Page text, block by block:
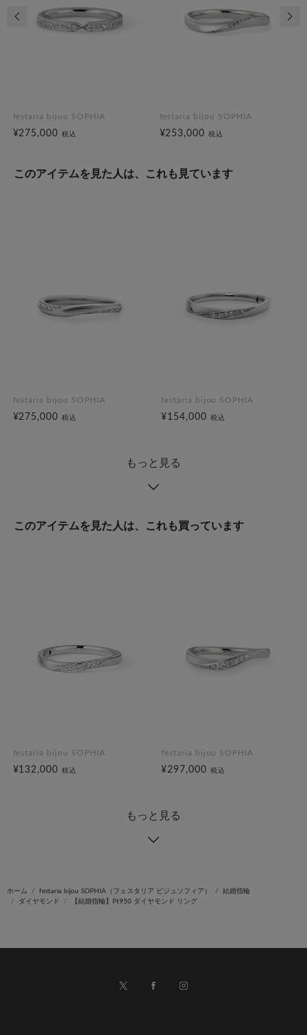
festaria bijou SOPHIA
¥275,000税込
festaria bijou SOPHIA
¥253,000税込
前の画像
このアイテムを見た人は、これも見ています
festaria bijou SOPHIA
¥275,000税込
festaria bijou SOPHIA
¥154,000 税込
もっと見る
このアイテムを見た人は、これも買っています
festaria bijou SOPHIA
¥132,000税込
festaria bijou SOPHIA
¥297,000 税込
もっと見る
ホーム festaria bijou SOPHIA（フェスタリア ビジュソフィア）
結婚指輪
ダイヤモンド
【結婚指輪】Pt950 ダイヤモンド リング